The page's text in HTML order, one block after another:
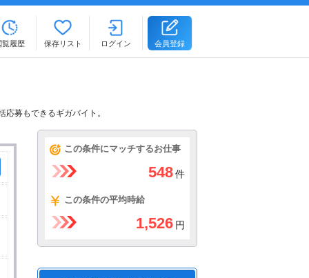
覧履歴 保存リスト ログイン 会員登録
募もできるギガバイト。
この条件にマッチするお仕事
548 件
この条件の平均時給
1,526 円